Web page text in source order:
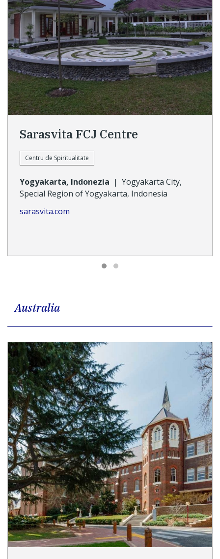
Sarasvita FCJ Centre
Centru de Spiritualitate
Yogyakarta, Indonezia | Yogyakarta City,
Special Region of Yogyakarta, Indonesia
sarasvita.com
Australia